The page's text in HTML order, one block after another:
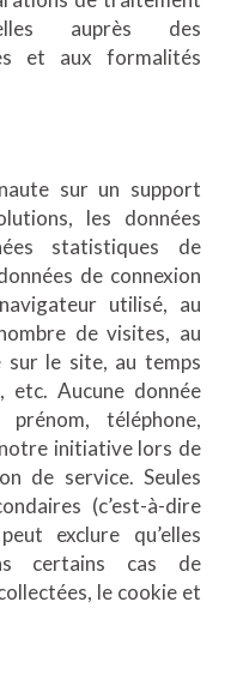
auprès des
et aux formalités
sur un support
les données
statistiques de
de connexion
utilisé, au
de visites, au
sur le site, au temps
etc. Aucune donnée
téléphone,
initiative lors de
de service. Seules
(c’est-à-dire
exclure qu’elles
certains cas de
le cookie et